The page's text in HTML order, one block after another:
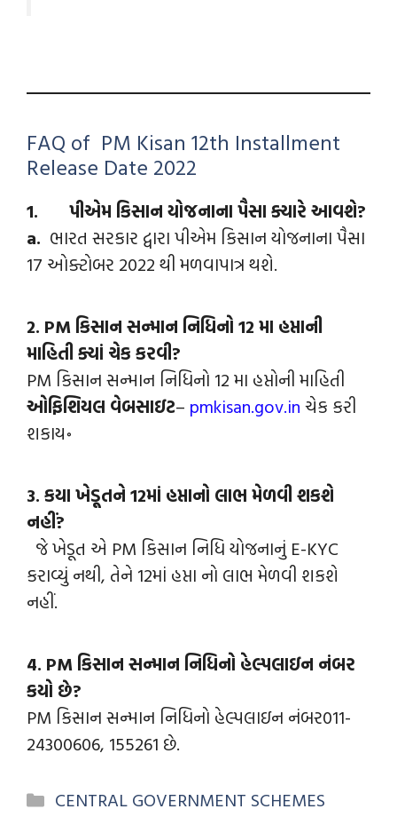
FAQ of PM Kisan 12th Installment
Release Date 2022
1. પીએમ કિસાન યોજનાના પૈસા ક્યારે આવશે?
a. ભારત સરકાર દ્વારા પીએમ કિસાન યોજનાના પૈસા
17 ઓક્ટોબર 2022 થી મળવાપાત્ર થશે.
2. PM કિસાન સન્માન નિધિનો 12 મા હપ્તાની
માહિતી ક્યાં ચેક કરવી?
PM કિસાન સન્માન નિધિનો 12 મા હપ્તોની માહિતી
ઓફિશિયલ વેબસાઇટ– pmkisan.gov.in ચેક કરી
શકાય॰
3. કયા ખેડૂતને 12માં હપ્તાનો લાભ મેળવી શકશે
નહીં?
જે ખેડૂત એ PM કિસાન નિધિ યોજનાનું E-KYC
કરાવ્યું નથી, તેને 12માં હપ્તા નો લાભ મેળવી શકશે
નહીં.
4. PM કિસાન સન્માન નિધિનો હેલ્પલાઇન નંબર
કયો છે?
PM કિસાન સન્માન નિધિનો હેલ્પલાઇન નંબર011-
24300606, 155261 છે.
CENTRAL GOVERNMENT SCHEMES